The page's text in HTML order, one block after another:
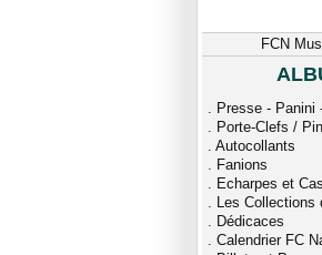
FCN
. Presse - Panini
. Porte-Clefs /
. Autocollants
. Fanions
. Echarpes et
. Les Collections
. Dédicaces
. Calendrier FC